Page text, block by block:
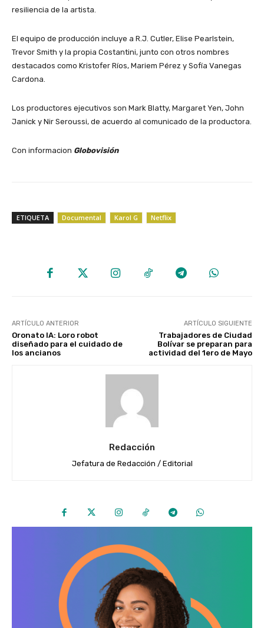
resiliencia de la artista.
El equipo de producción incluye a R.J. Cutler, Elise Pearlstein,
Trevor Smith y la propia Costantini, junto con otros nombres
destacados como Kristofer Ríos, Mariem Pérez y Sofía Vanegas
Cardona.
Los productores ejecutivos son Mark Blatty, Margaret Yen, John
Janick y Nir Seroussi, de acuerdo al comunicado de la productora.
Con informacion Globovisión
ETIQUETA Documental Karol G Netflix
ARTÍCULO ANTERIOR
Oronato IA: Loro robot
diseñado para el cuidado de
los ancianos
ARTÍCULO SIGUIENTE
Trabajadores de Ciudad
Bolívar se preparan para
actividad del 1ero de Mayo
Redacción
Jefatura de Redacción / Editorial